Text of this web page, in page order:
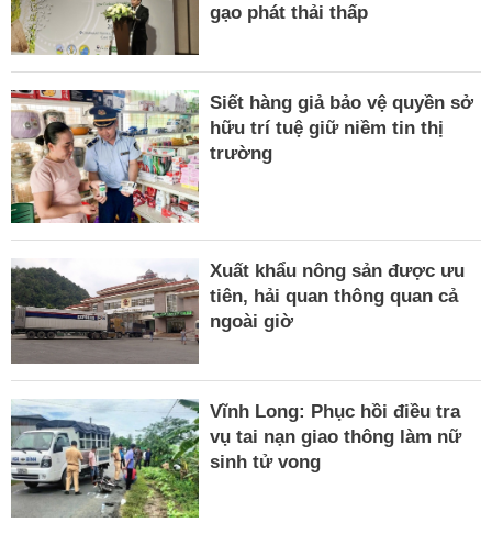
gạo phát thải thấp
Siết hàng giả bảo vệ quyền sở
hữu trí tuệ giữ niềm tin thị
trường
Xuất khẩu nông sản được ưu
tiên, hải quan thông quan cả
ngoài giờ
Vĩnh Long: Phục hồi điều tra
vụ tai nạn giao thông làm nữ
sinh tử vong